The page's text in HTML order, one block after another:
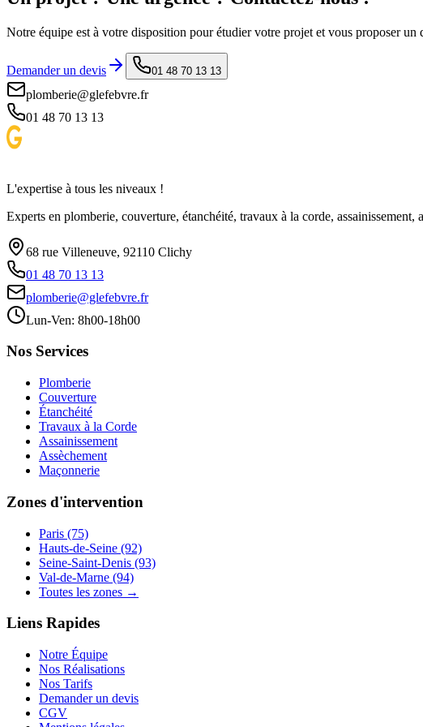
Notre équipe est à votre disposition pour étudier votre projet et vous proposer un
Demander un devis 01 48 70 13 13
plomberie@glefebvre.fr
01 48 70 13 13
L'expertise à tous les niveaux !
Experts en plomberie, couverture, étanchéité, travaux à la corde,
68 rue Villeneuve, 92110 Clichy
01 48 70 13 13
plomberie@glefebvre.fr
Lun-Ven: 8h00-18h00
Nos Services
Plomberie
Couverture
Étanchéité
Travaux à la Corde
Assainissement
Assèchement
Maçonnerie
Zones d'intervention
Paris (75)
Hauts-de-Seine (92)
Seine-Saint-Denis (93)
Val-de-Marne (94)
Toutes les zones →
Liens Rapides
Notre Équipe
Nos Réalisations
Nos Tarifs
Demander un devis
CGV